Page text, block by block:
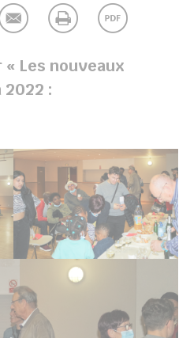
Les nouveaux
: